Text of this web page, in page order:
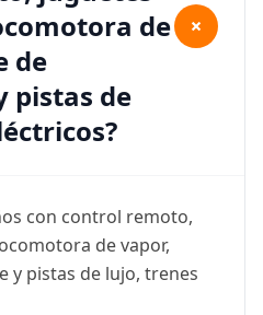
de
de
pistas de
+
con control remoto,
de vapor,
y pistas de lujo, trenes